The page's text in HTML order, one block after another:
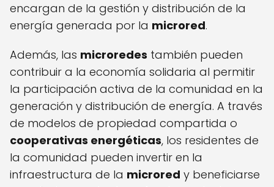
encargan de la gestión y distribución de la
energía generada por la microred.
Además, las microredes también pueden
contribuir a la economía solidaria al permitir
la participación activa de la comunidad en la
generación y distribución de energía. A través
de modelos de propiedad compartida o
cooperativas energéticas, los residentes de
la comunidad pueden invertir en la
infraestructura de la microred y beneficiarse